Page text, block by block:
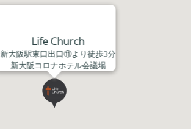
Life Church
新大阪駅東口出口⑪より徒歩3分
新大阪コロナホテル会議場